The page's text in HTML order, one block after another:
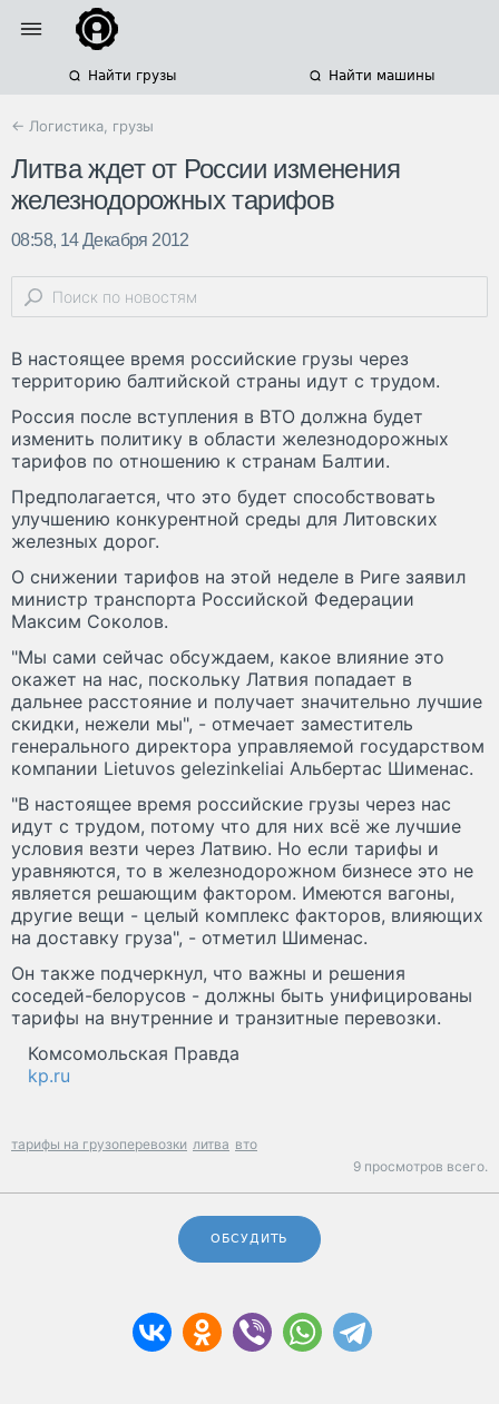
Найти грузы Найти машины
← Логистика, грузы
Литва ждет от России изменения
железнодорожных тарифов
08:58, 14 Декабря 2012
В настоящее время российские грузы через
территорию балтийской страны идут с трудом.
Россия после вступления в ВТО должна будет
изменить политику в области железнодорожных
тарифов по отношению к странам Балтии.
Предполагается, что это будет способствовать
улучшению конкурентной среды для Литовских
железных дорог.
О снижении тарифов на этой неделе в Риге заявил
министр транспорта Российской Федерации
Максим Соколов.
"Мы сами сейчас обсуждаем, какое влияние это
окажет на нас, поскольку Латвия попадает в
дальнее расстояние и получает значительно лучшие
скидки, нежели мы", - отмечает заместитель
генерального директора управляемой государством
компании Lietuvos gelezinkeliai Альбертас Шименас.
"В настоящее время российские грузы через нас
идут с трудом, потому что для них всё же лучшие
условия везти через Латвию. Но если тарифы и
уравняются, то в железнодорожном бизнесе это не
является решающим фактором. Имеются вагоны,
другие вещи - целый комплекс факторов, влияющих
на доставку груза", - отметил Шименас.
Он также подчеркнул, что важны и решения
соседей-белорусов - должны быть унифицированы
тарифы на внутренние и транзитные перевозки.
Комсомольская Правда
kp.ru
тарифы на грузоперевозки литва вто
9 просмотров всего.
ОБСУДИТЬ